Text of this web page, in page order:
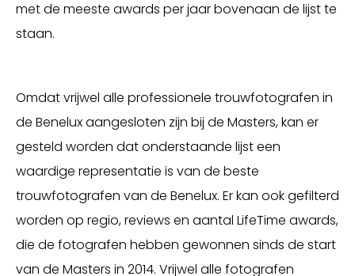
met de meeste awards per jaar bovenaan de lijst te
staan.
Omdat vrijwel alle professionele trouwfotografen in
de Benelux aangesloten zijn bij de Masters, kan er
gesteld worden dat onderstaande lijst een
waardige representatie is van de beste
trouwfotografen van de Benelux. Er kan ook gefilterd
worden op regio, reviews en aantal LifeTime awards,
die de fotografen hebben gewonnen sinds de start
van de Masters in 2014. Vrijwel alle fotografen